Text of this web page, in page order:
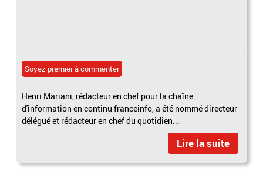
Soyez premier à commenter
Henri Mariani, rédacteur en chef pour la chaîne
d'information en continu franceinfo, a été nommé directeur
délégué et rédacteur en chef du quotidien...
Lire la suite